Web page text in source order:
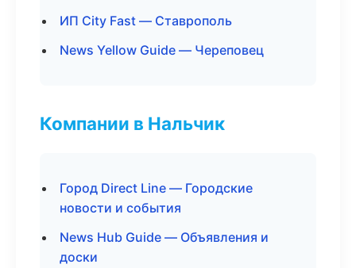
ИП City Fast — Ставрополь
News Yellow Guide — Череповец
Компании в Нальчик
Город Direct Line — Городские
новости и события
News Hub Guide — Объявления и
доски